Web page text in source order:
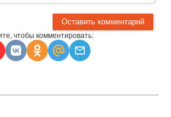
чтобы комментировать: